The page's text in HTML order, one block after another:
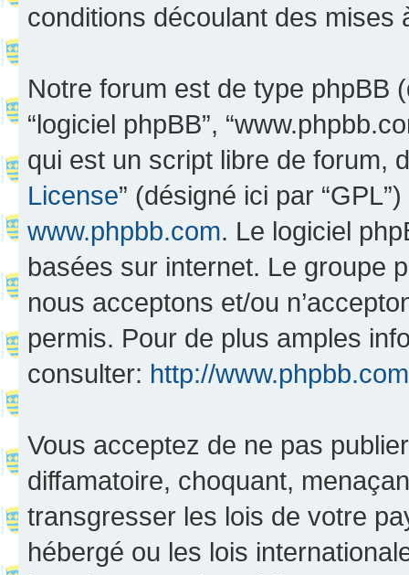
conditions découlant des mises
Notre forum est de type phpBB
“logiciel phpBB”,
qui est un script libre de forum,
License” (désigné ici par
www.phpbb.com. Le logiciel
basées sur internet. Le groupe
nous acceptons et/ou
permis. Pour de plus amples
consulter: http://
Vous acceptez de ne pas
diffamatoire, choquant,
transgresser les lois de votre
hébergé ou les lois